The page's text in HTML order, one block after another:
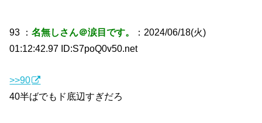
93 ：名無しさん＠涙目です。
：2024/06/18(火)
01:12:42.97 ID:S7poQ0v50.net
>>90
40半ばでもド底辺すぎだろ